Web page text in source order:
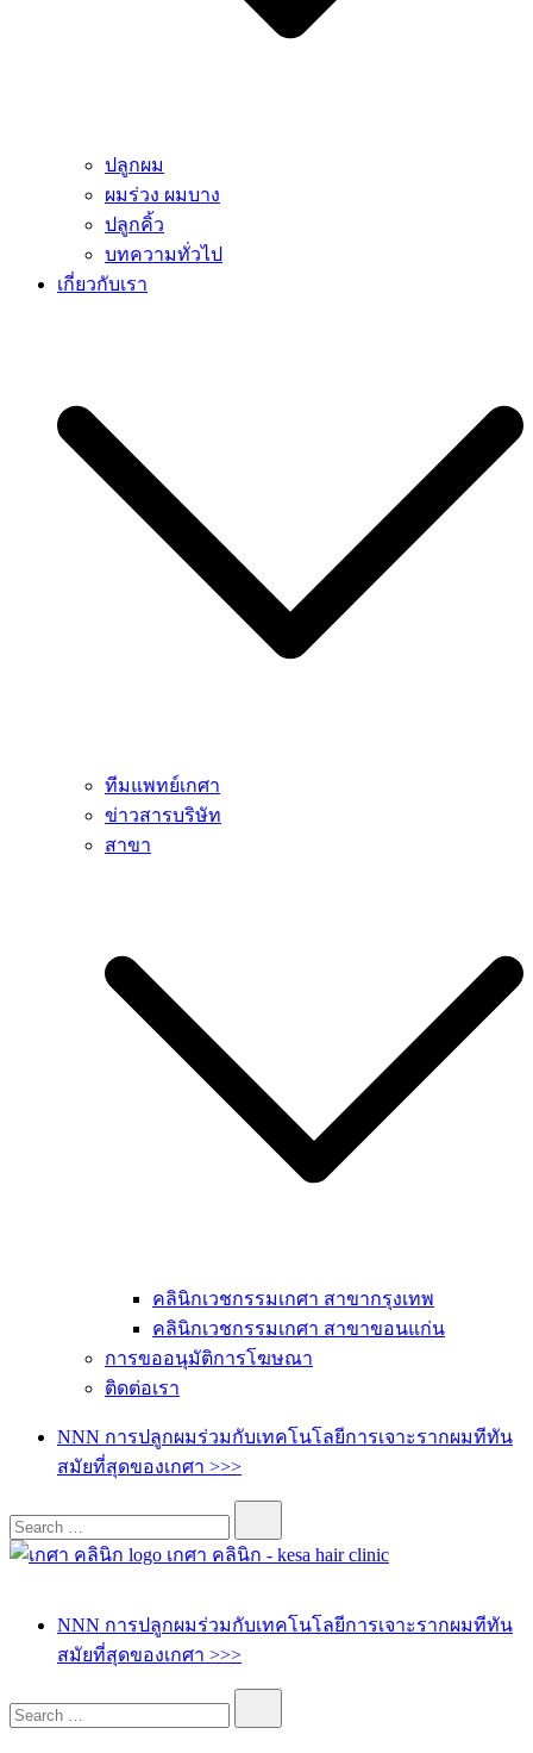
ปลูกผม
ผมร่วง ผมบาง
ปลูกคิ้ว
บทความทั่วไป
เกี่ยวกับเรา
ทีมแพทย์เกศา
ข่าวสารบริษัท
สาขา
คลินิกเวชกรรมเกศา สาขากรุงเทพ
คลินิกเวชกรรมเกศา สาขาขอนแก่น
การขออนุมัติการโฆษณา
ติดต่อเรา
NNN การปลูกผมร่วมกับเทคโนโลยีการเจาะรากผมทีทัน
สมัยที่สุดของเกศา >>>
NNN การปลูกผมร่วมกับเทคโนโลยีการเจาะรากผมทีทัน
สมัยที่สุดของเกศา >>>